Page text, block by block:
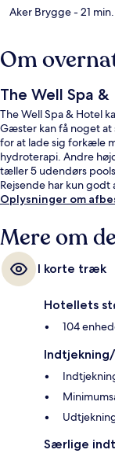
Aker Brygge- 21
Om
The Well Spa
The Well Spa & Hotel
Gæster kan få noget at
for at lade sig forkæle
hydroterapi. Andre
tæller 5 udendørs
Rejsende har kun
Oplysninger om
Mere om
I korte træk
Hotellets
104
Særlige